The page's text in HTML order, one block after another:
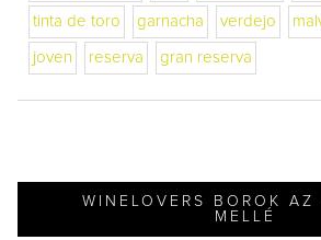
tinta de toro garnacha verdejo
joven reserva gran reserva
WINELOVERS BOROK AZ
MELLÉ